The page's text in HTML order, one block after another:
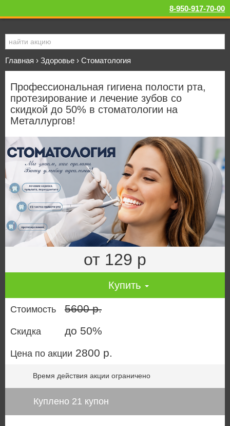
8-950-917-70-00
Главная › Здоровье › Стоматология
Профессиональная гигиена полости рта,
протезирование и лечение зубов со
скидкой до 50% в стоматологии на
Металлургов!
от 129 р
Купить
Стоимость 5600 р.
Скидка до 50%
Цена по акции 2800 р.
Время действия акции ограничено
Куплено 21 купон